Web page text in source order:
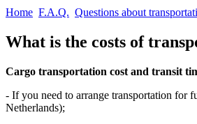
Home F.A.Q. Questions about
What is the costs of
Cargo transportation cost and transit
- If you need to arrange transportation for
Netherlands);